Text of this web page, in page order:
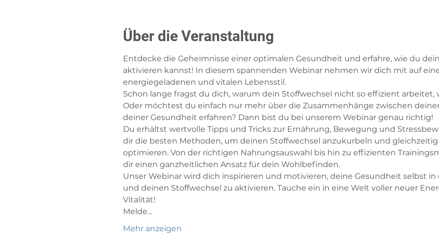
Über die Veranstaltung
Entdecke die Geheimnisse einer optimalen Gesundheit und erfahre, wie du
aktivieren kannst! In diesem spannenden Webinar nehmen wir dich mit auf
energiegeladenen und vitalen Lebensstil.
Schon lange fragst du dich, warum dein Stoffwechsel nicht so effizient arbeitet,
Oder möchtest du einfach nur mehr über die Zusammenhänge zwischen
deiner Gesundheit erfahren? Dann bist du bei unserem Webinar genau richtig!
Du erhältst wertvolle Tipps und Tricks zur Ernährung, Bewegung und
dir die besten Methoden, um deinen Stoffwechsel anzukurbeln und
optimieren. Von der richtigen Nahrungsauswahl bis hin zu effizienten
dir einen ganzheitlichen Ansatz für dein Wohlbefinden.
Unser Webinar wird dich inspirieren und motivieren, deine Gesundheit selbst
und deinen Stoffwechsel zu aktivieren. Tauche ein in eine Welt voller neuer
Vitalität!
Melde…
Mehr anzeigen